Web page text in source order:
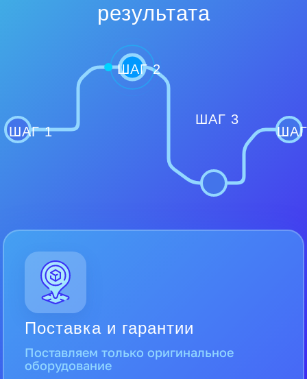
результата
ШАГ 1
ШАГ 2
ШАГ 3
Поставка и гарантии
Поставляем только оригинальное
оборудование